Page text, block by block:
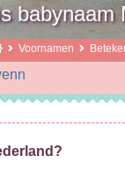
babynaam
Voornamen